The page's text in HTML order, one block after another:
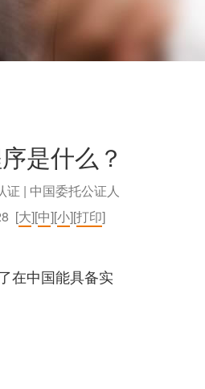
是什么？
| 中国委托公证人
[大][中][小][打印]
在中国能具备实